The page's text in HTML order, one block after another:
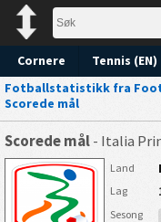
Cornere Tennis (EN)
Fotballstatistikk fra
Scorede mål
Scorede mål- Italia
Land
Lag
Sesong